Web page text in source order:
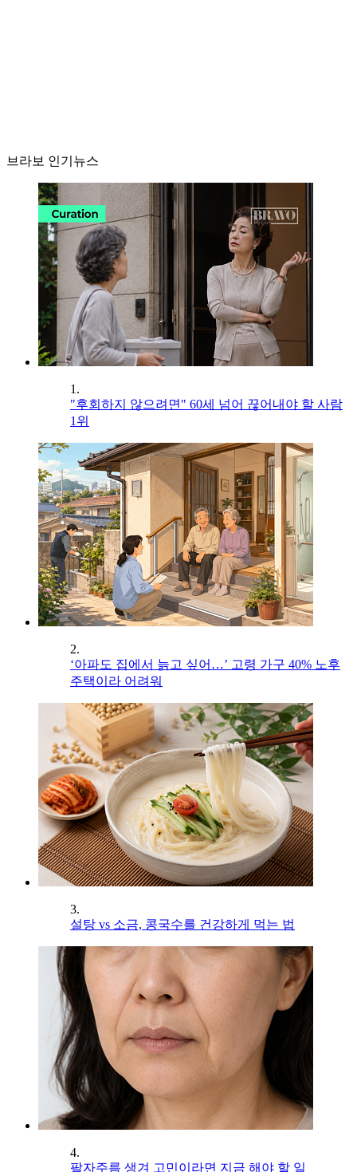
브라보 인기뉴스
1.
"후회하지 않으려면" 60세 넘어 끊어내야 할 사람
1위
2.
‘아파도 집에서 늙고 싶어…’ 고령 가구 40% 노후
주택이라 어려워
3.
설탕 vs 소금, 콩국수를 건강하게 먹는 법
4.
팔자주름 생겨 고민이라면 지금 해야 할 일